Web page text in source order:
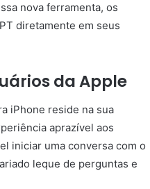
nova ferramenta, os
diretamente em seus
da Apple
iPhone reside na sua
aprazível aos
iniciar uma conversa com o
leque de perguntas e